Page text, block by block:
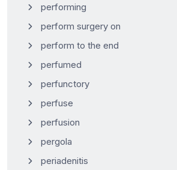
performing
perform surgery on
perform to the end
perfumed
perfunctory
perfuse
perfusion
pergola
periadenitis